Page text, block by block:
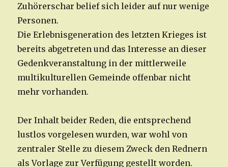
Zuhörerschar belief sich leider auf nur wenige
Personen.
Die Erlebnisgeneration des letzten Krieges ist
bereits abgetreten und das Interesse an dieser
Gedenkveranstaltung in der mittlerweile
multikulturellen Gemeinde offenbar nicht
mehr vorhanden.
Der Inhalt beider Reden, die entsprechend
lustlos vorgelesen wurden, war wohl von
zentraler Stelle zu diesem Zweck den Rednern
als Vorlage zur Verfügung gestellt worden.